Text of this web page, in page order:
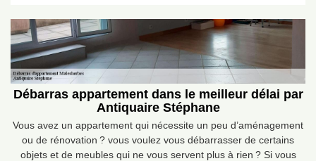
Débarras appartement dans le meilleur délai par
Antiquaire Stéphane
Vous avez un appartement qui nécessite un peu d’aménagement
ou de rénovation ? vous voulez vous débarrasser de certains
objets et de meubles qui ne vous servent plus à rien ? Si vous